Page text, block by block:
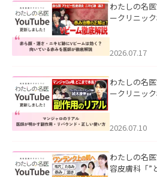
わたしの名
ークリニッ
した。
2026.07.17
わたしの名
ークリニッ
た。
2026.07.10
わたしの名
容皮膚科「”